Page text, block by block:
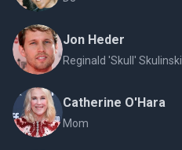
Jon Heder
Reginald 'Skull' Skulinski
Catherine O'Hara
Mom